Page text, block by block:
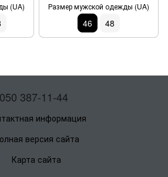
(UA) Размер мужской одежды (UA)
46 48
050 387-11-44
информация
версия сайта
Карта сайта